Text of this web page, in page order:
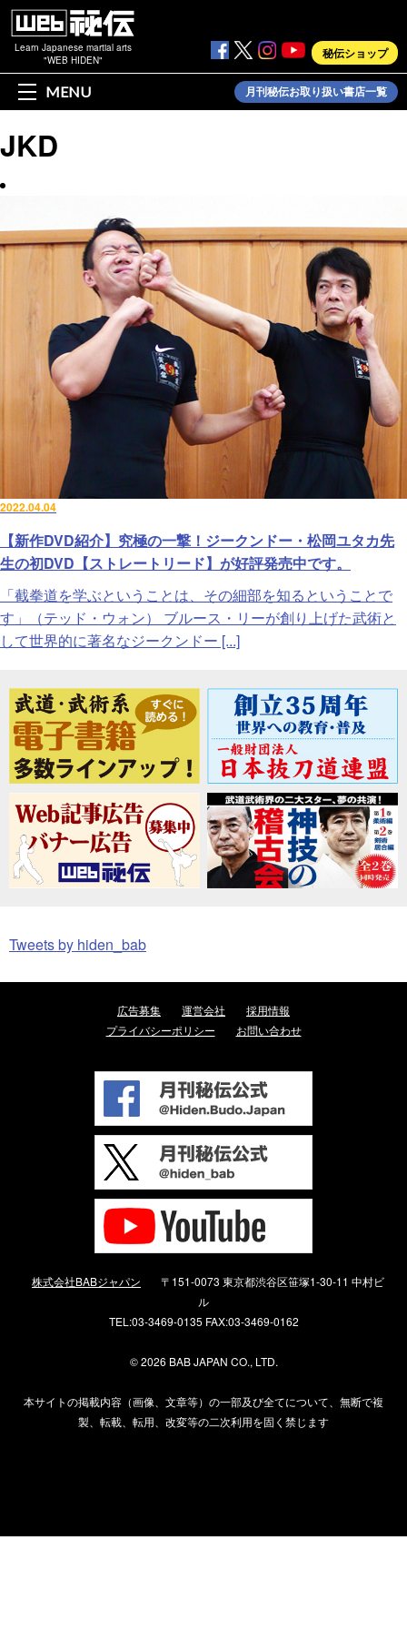
Learn Japanese martial arts
"WEB HIDEN"
秘伝ショップ
MENU 月刊秘伝お取り扱い書店一覧
JKD
2022.04.04
【新作DVD紹介】究極の一撃！ジークンドー・松岡ユタカ先
生の初DVD【ストレートリード】が好評発売中です。
「截拳道を学ぶということは、その細部を知るということで
す」（テッド・ウォン） ブルース・リーが創り上げた武術と
して世界的に著名なジークンドー [...]
Tweets by hiden_bab
広告募集 運営会社
採用情報
プライバシーポリシー
お問い合わせ
株式会社BABジャパン
〒151-0073 東京都渋谷区笹塚1-30-11 中村ビ
ル
TEL:03-3469-0135 FAX:03-3469-0162
©2026 BAB JAPAN CO., LTD.
本サイトの掲載内容（画像、文章等）の一部及び全てについて、無断で複
製、転載、転用、改変等の二次利用を固く禁じます